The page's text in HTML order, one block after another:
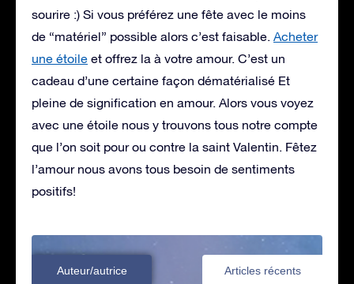
sourire :) Si vous préférez une fête avec le moins
de “matériel” possible alors c’est faisable. Acheter
une étoile et offrez la à votre amour. C’est un
cadeau d’une certaine façon dématérialisé Et
pleine de signification en amour. Alors vous voyez
avec une étoile nous y trouvons tous notre compte
que l’on soit pour ou contre la saint Valentin. Fêtez
l’amour nous avons tous besoin de sentiments
positifs!
Auteur/autrice Articles récents